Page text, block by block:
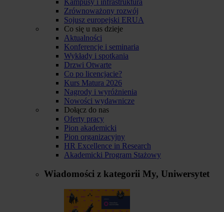
Zrównoważony rozwój
Sojusz europejski ERUA
Co się u nas dzieje
Aktualności
Konferencje i seminaria
Wykłady i spotkania
Drzwi Otwarte
Co po licencjacie?
Kurs Matura 2026
Nagrody i wyróżnienia
Nowości wydawnicze
Dołącz do nas
Oferty pracy
Pion akademicki
Pion organizacyjny
HR Excellence in Research
Akademicki Program Stażowy
Wiadomości z kategorii My, Uniwersytet